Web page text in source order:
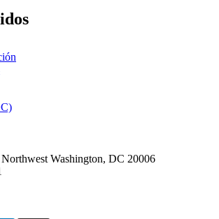
Northwest Washington, DC 20006